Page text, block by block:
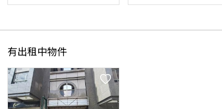
有出租中物件